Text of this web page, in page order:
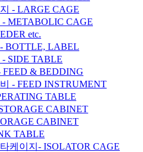
- LARGE CAGE
METABOLIC CAGE
etc.
BOTTLE, LABEL
SIDE TABLE
FEED & BEDDING
- FEED INSTRUMENT
TABLE
CABINET
CABINET
TABLE
케이지- ISOLATOR CAGE